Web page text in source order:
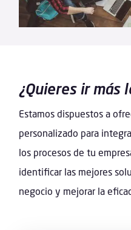
¿Quieres ir más
Estamos dispuestos a
personalizado para
los procesos de tu
identificar las mejores
negocio y mejorar la